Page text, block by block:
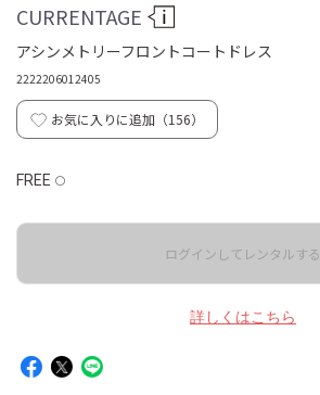
CURRENTAGE
アシンメトリーフロントコートドレス
2222206012405
お気に入りに追加（156）
FREE ◯
ログインしてレンタルする
詳しくはこちら